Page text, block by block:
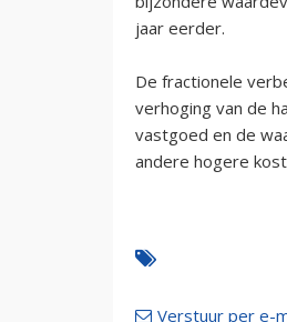
jaar eerder.
De fractionele
verhoging van de
vastgoed en de
andere hogere
Verstuur per e-